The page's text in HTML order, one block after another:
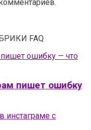
FAQ
пишет ошибку